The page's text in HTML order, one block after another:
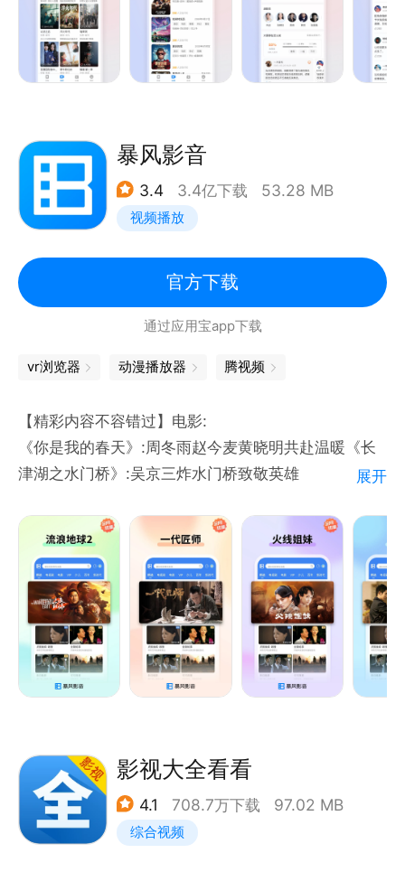
【西瓜直播 带你足不出户看世界】
花样美食、游戏大神、趣味旅行、乡野生活，大千世界
精彩目不暇接，快跟着主播们一起去看世界吧！
把课堂搬进博物馆的@水星逛博物馆，为全村老人拍照
的@小白的奇幻旅行等超多创作人在西瓜等你，成为西
瓜视频创作人，让更多人感受生活的温度，共享视频世
*数据来源：QuestMobile
身边缺少这样的圈子
我们正在努力打造这样一个影视综爱好者的灵魂聚集
地。
到同好等多样痛点。
在这里，爱追剧，爱看综艺，身为影迷都能够找到同
类，
如果你是个爱分享爱表达的E人，我们将是一个非常适
如果你不混饭圈、单纯热爱作品演员明星，我们精心准
备了内容，想成为你作为i人的藏身处。
无论你是古偶爱好者、大爱都市言情、悬疑发烧友、灵
异恐怖迷、美剧控、韩剧迷、日剧Fan…都能在这找到
问题反馈请关注影视大全公众号：yingshidaquan003
暴风影音
3.4 3.4亿下载 53.28 MB
视频播放
官方下载
通过应用宝app下载
vr浏览器 动漫播放器 腾视频
【精彩内容不容错过】电影:
《你是我的春天》:周冬雨赵今麦黄晓明共赴温暖《长
津湖之水门桥》:吴京三炸水门桥致敬英雄
情!《天外飞仙》:胡歌林依晨唯美天仙恋
少儿动漫:《小鸡彩虹 第七季》:宝宝的社交启蒙动画
《宠物店的小秘密》:爆笑萌宠齐聚一堂!
【海量资源等你发掘】
电影:《月球陨落》《边缘行者》《人之怒》《007：
无暇赴死》《绣春刀II：修罗战场》《反贪风暴3》
《诛仙Ⅰ》《动物世界》《终结者:黑暗命运》《嫌疑人
电视剧:《滹沱儿女》《逆流而上的你》《六指琴魔》
《谈判官》《猎场》《桃花依旧笑春风》《产科医生》
《潜伏在黎明之前》《乱世丽人行》《霞光》《浪漫满
厨》
展开
影视大全看看
4.1 708.7万下载 97.02 MB
综合视频